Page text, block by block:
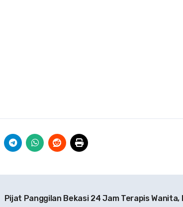
Pijat Panggilan Bekasi 24 Jam Terapis Wanita,